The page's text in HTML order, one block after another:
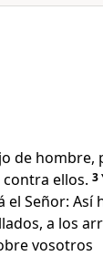
de hombre,
ellos. 3
el Señor: Así
a los
vosotros